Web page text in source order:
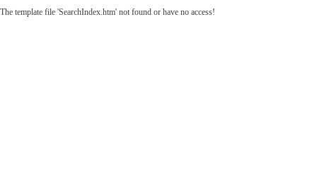
The template file 'SearchIndex.htm' not found or have no access!